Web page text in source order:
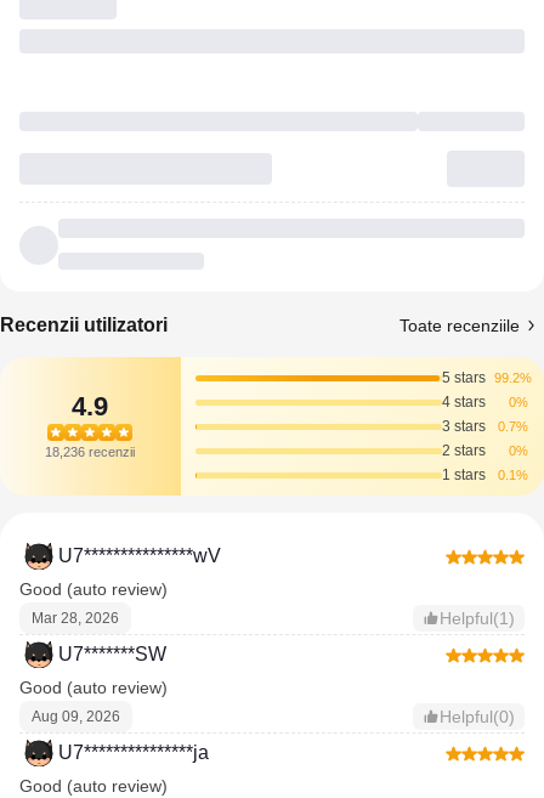
Recenzii utilizatori Toate recenziile
4.9
18,236 recenzii
5 stars 99.2%
4 stars 0%
3 stars 0.7%
2 stars 0%
1 stars 0.1%
U7***************wV
Good (auto review)
Mar 28, 2026 Helpful(1)
U7*******SW
Good (auto review)
Aug 09, 2026 Helpful(0)
U7***************ja
Good (auto review)